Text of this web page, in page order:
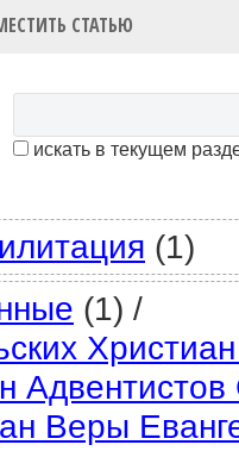
СТАТЬЮ
искать в текущем
(1)
(1) /
Веры